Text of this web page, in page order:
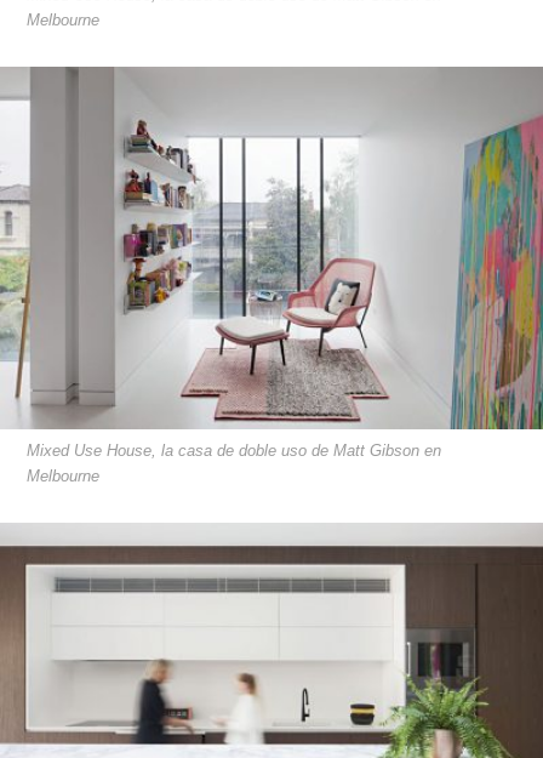
Melbourne
Mixed Use House, la casa de doble uso de Matt Gibson en
Melbourne